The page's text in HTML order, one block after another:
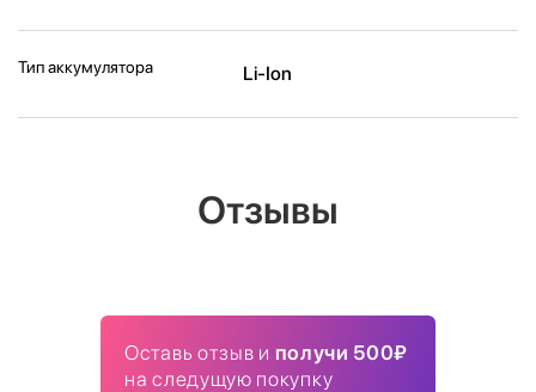
Тип аккумулятора Li-Ion
Отзывы
Оставь отзыв и получи 500₽
на следущую покупку